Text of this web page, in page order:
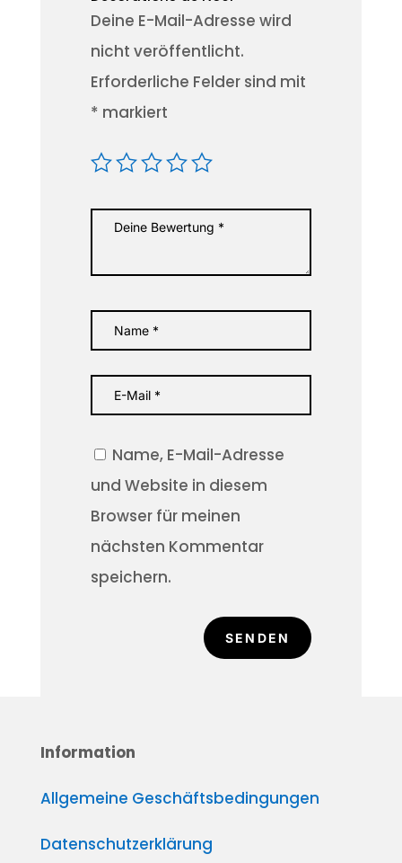
Deine E-Mail-Adresse wird
nicht veröffentlicht.
Erforderliche Felder sind mit
* markiert
Name, E-Mail-Adresse
und Website in diesem
Browser für meinen
nächsten Kommentar
speichern.
SENDEN
Information
Allgemeine Geschäftsbedingungen
Datenschutzerklärung